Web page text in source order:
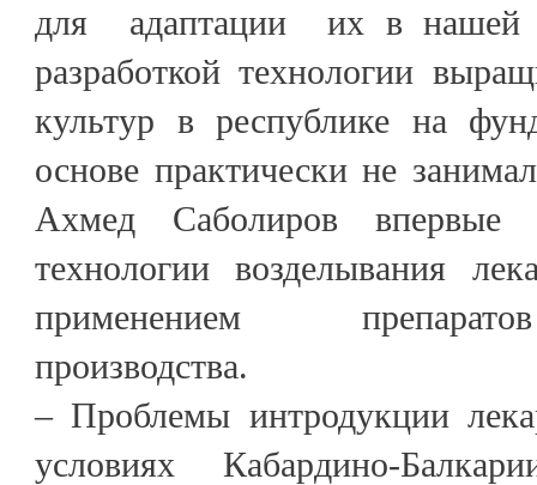
для адаптации их в нашей
разработкой технологии
культур в республике на
основе практически не
Ахмед Саболиров впервые
технологии возделывания
применением
производства.
– Проблемы интродукции
условиях Кабардино-